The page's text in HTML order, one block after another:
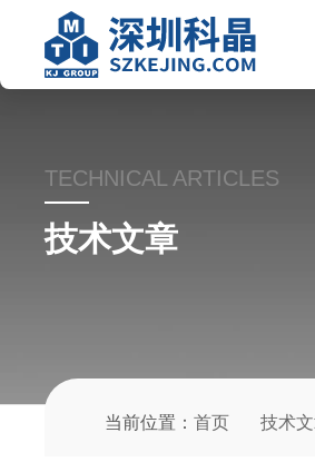
TECHNICAL ARTICLES
技术文章
当前位置：首页 技术